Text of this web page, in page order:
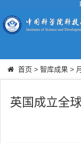
首页 > 智库成果 >
英国成立全